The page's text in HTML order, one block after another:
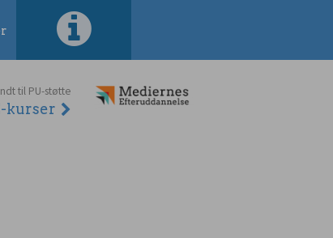
til PU-støtte
kurser